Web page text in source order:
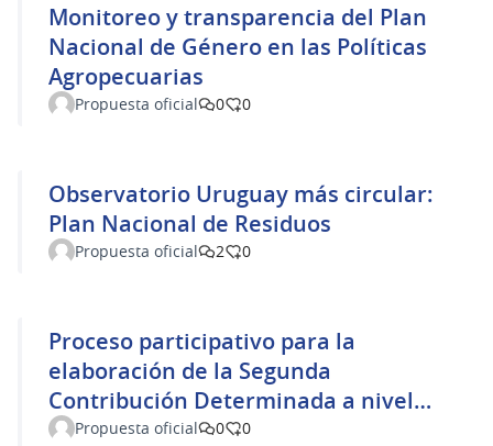
Monitoreo y transparencia del Plan
Nacional de Género en las Políticas
Agropecuarias
Propuesta oficial 0 0
Observatorio Uruguay más circular:
Plan Nacional de Residuos
Propuesta oficial 2 0
Proceso participativo para la
elaboración de la Segunda
Contribución Determinada a nivel
Nacional de Uruguay y su
Propuesta oficial 0 0